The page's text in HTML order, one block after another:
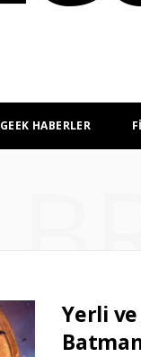
GEEK HABERLER
Yerli